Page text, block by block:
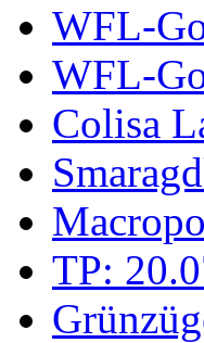
WFL-
WFL-
Colisa
TP: